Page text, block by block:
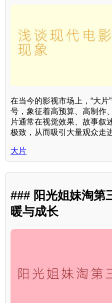
在当今的影视市场上，“大
号，象征着高预算、高制作
片通常在视觉效果、故事叙
极致，从而吸引大量观众走
大片
### 阳光姐妹淘第
暖与成长